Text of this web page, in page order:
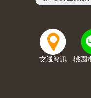
交通資訊 桃園